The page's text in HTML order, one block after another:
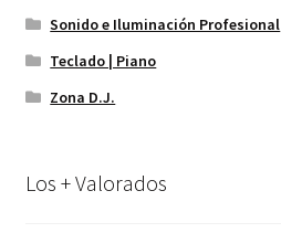
Sonido e Iluminación Profesional
Teclado | Piano
Zona D.J.
Los + Valorados